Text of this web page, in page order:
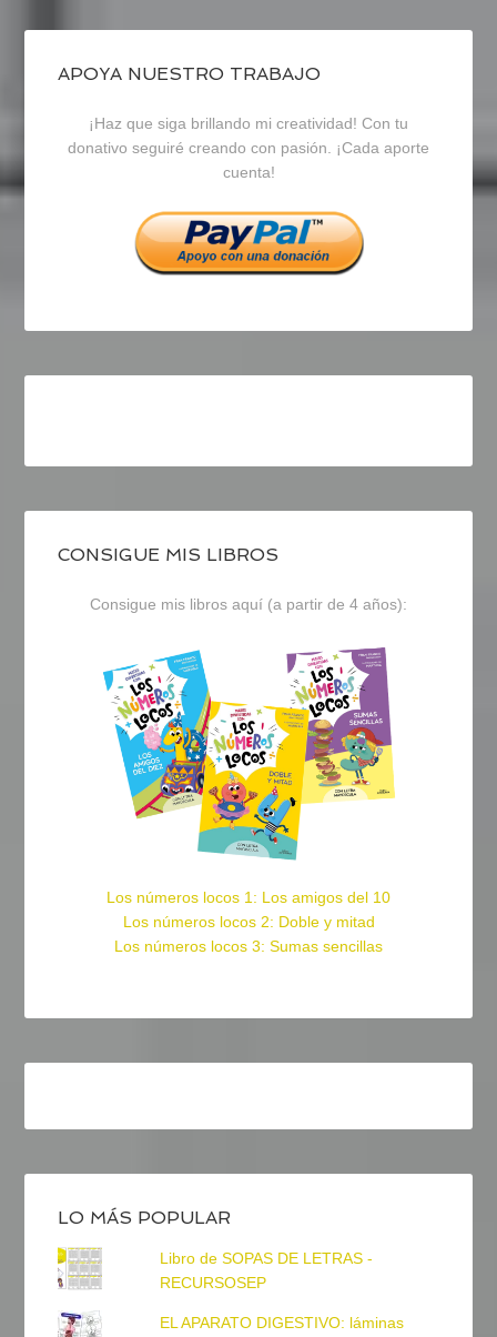
de
blogrecursosep
en
Facebook
de
recursosep
en
Twitter
de
recursosep
en
Instagram
APOYA NUESTRO TRABAJO
¡Haz que siga brillando mi creatividad! Con tu
donativo seguiré creando con pasión. ¡Cada aporte
cuenta!
CONSIGUE MIS LIBROS
Consigue mis libros aquí (a partir de 4 años):
Los números locos 1: Los amigos del 10
Los números locos 2: Doble y mitad
Los números locos 3: Sumas sencillas
LO MÁS POPULAR
Libro de SOPAS DE LETRAS -
RECURSOSEP
EL APARATO DIGESTIVO: láminas